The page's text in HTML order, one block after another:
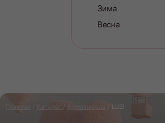
Зима
Весна
Главная Аромамасла / LUZI